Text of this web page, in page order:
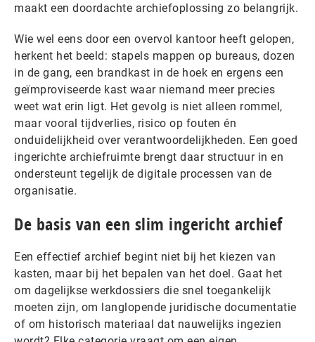
maakt een doordachte archiefoplossing zo belangrijk.
Wie wel eens door een overvol kantoor heeft gelopen,
herkent het beeld: stapels mappen op bureaus, dozen
in de gang, een brandkast in de hoek en ergens een
geïmproviseerde kast waar niemand meer precies
weet wat erin ligt. Het gevolg is niet alleen rommel,
maar vooral tijdverlies, risico op fouten én
onduidelijkheid over verantwoordelijkheden. Een goed
ingerichte archiefruimte brengt daar structuur in en
ondersteunt tegelijk de digitale processen van de
organisatie.
De basis van een slim ingericht archief
Een effectief archief begint niet bij het kiezen van
kasten, maar bij het bepalen van het doel. Gaat het
om dagelijkse werkdossiers die snel toegankelijk
moeten zijn, om langlopende juridische documentatie
of om historisch materiaal dat nauwelijks ingezien